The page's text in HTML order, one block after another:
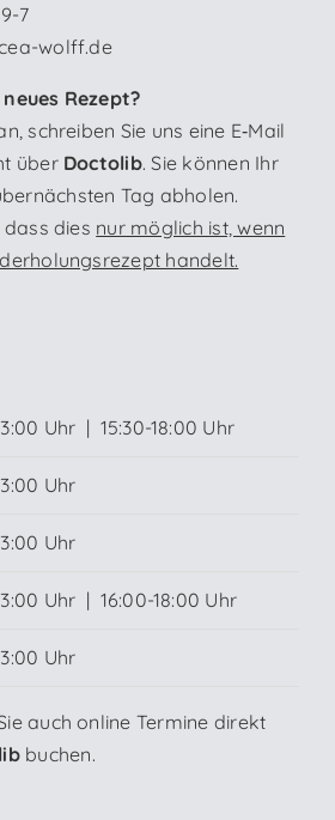
7
wolff.de
Rezept?
schreiben Sie uns eine E‑Mail
über Doctolib. Sie können Ihr
Tag abholen.
dass dies nur möglich ist, wenn
handelt.
Uhr | 15:30-18:00 Uhr
Uhr
Uhr
Uhr | 16:00-18:00 Uhr
Uhr
auch online Termine direkt
buchen.